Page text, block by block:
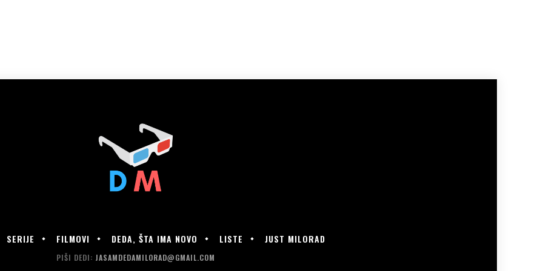
SERIJE FILMOVI DEDA, ŠTA IMA NOVO LISTE JUST MILORAD
PIŠI DEDI: JASAMDEDAMILORAD@GMAIL.COM